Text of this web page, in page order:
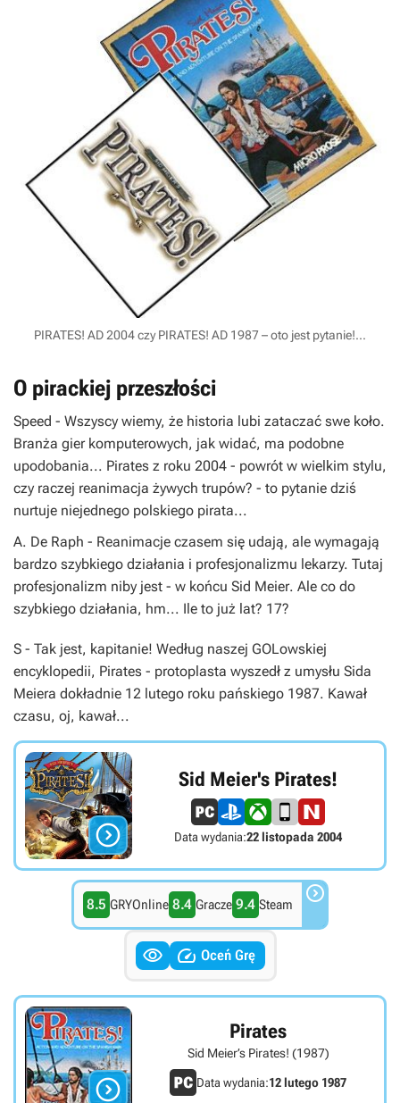
PIRATES! AD 2004 czy PIRATES! AD 1987 – oto jest pytanie!...
O pirackiej przeszłości
Speed - Wszyscy wiemy, że historia lubi zataczać swe koło.
Branża gier komputerowych, jak widać, ma podobne
upodobania... Pirates z roku 2004 - powrót w wielkim stylu,
czy raczej reanimacja żywych trupów? - to pytanie dziś
nurtuje niejednego polskiego pirata...
A. De Raph - Reanimacje czasem się udają, ale wymagają
bardzo szybkiego działania i profesjonalizmu lekarzy. Tutaj
profesjonalizm niby jest - w końcu Sid Meier. Ale co do
szybkiego działania, hm... Ile to już lat? 17?
S - Tak jest, kapitanie! Według naszej GOLowskiej
encyklopedii, Pirates - protoplasta wyszedł z umysłu Sida
Meiera dokładnie 12 lutego roku pańskiego 1987. Kawał
czasu, oj, kawał...

Sid Meier's Pirates!
Data wydania:22 listopada 2004
8.5 GRYOnline 8.4 Gracze 9.4 Steam 
  Oceń Grę

Pirates
Sid Meier’s Pirates! (1987)
Data wydania:12 lutego 1987